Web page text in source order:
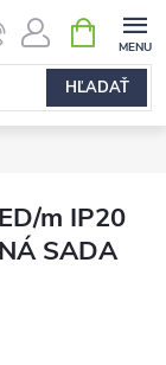
HĽADAŤ
KOŠÍK
m IP20
SADA